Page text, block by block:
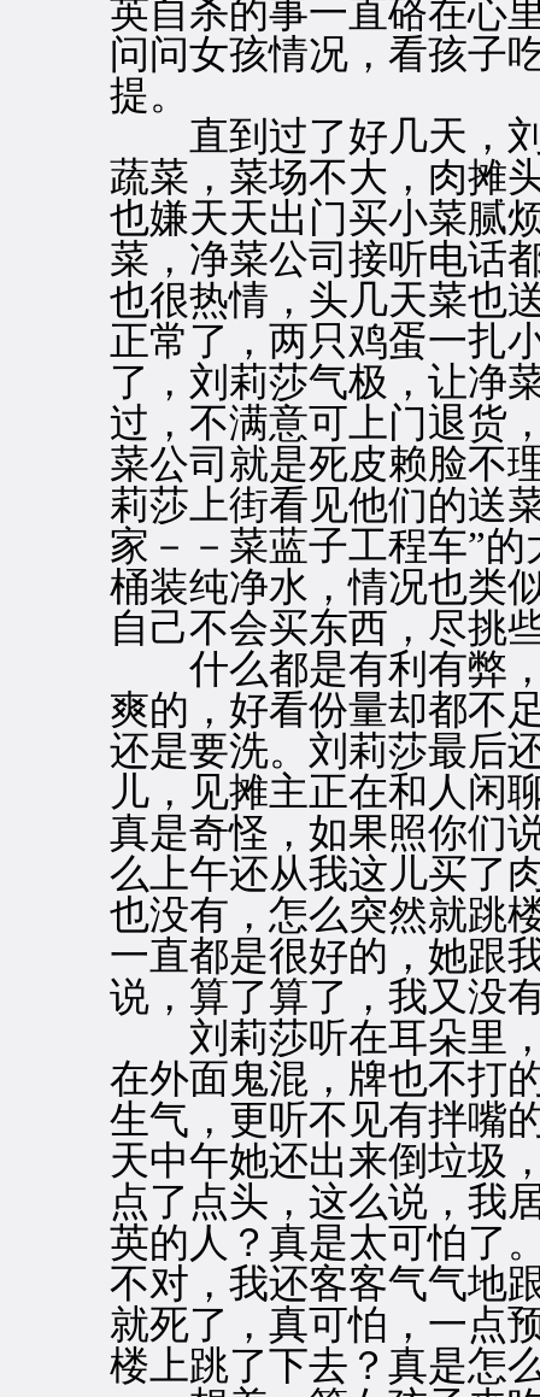
英自杀的事一直硌在心
问问女孩情况，看孩子
提。
直到过了好几天，刘
蔬菜，菜场不大，肉摊
也嫌天天出门买小菜腻
菜，净菜公司接听电话
也很热情，头几天菜也
正常了，两只鸡蛋一扎
了，刘莉莎气极，让净
过，不满意可上门退货
菜公司就是死皮赖脸不
莉莎上街看见他们的送
家－－菜蓝子工程车”
桶装纯净水，情况也类
自己不会买东西，尽挑
什么都是有利有弊，
爽的，好看份量却都不
还是要洗。刘莉莎最后
儿，见摊主正在和人
真是奇怪，如果照你们
么上午还从我这儿买了
也没有，怎么突然就跳
一直都是很好的，她跟
说，算了算了，我又
刘莉莎听在耳朵里，
在外面鬼混，牌也不打
生气，更听不见有拌嘴
天中午她还出来倒垃圾
点了点头，这么说，我
英的人？真是太可怕了
不对，我还客客气气地
就死了，真可怕，一点
楼上跳了下去？真是怎